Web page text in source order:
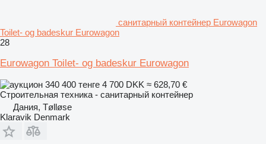
санитарный контейнер Eurowagon
Toilet- og badeskur Eurowagon
28
Eurowagon Toilet- og badeskur Eurowagon
340 400 тенге 4 700 DKK ≈ 628,70 €
Строительная техника - санитарный контейнер
Дания, Tølløse
Klaravik Denmark